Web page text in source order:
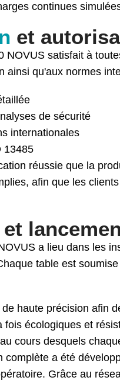
continues
et
NOVUS satisfait à
ainsi qu'aux normes
de sécurité
internationales
13485
réussie que la
afin que les
et
a lieu dans les
table est
haute précision afin
fois écologiques et
cours desquels
complète a été
Grâce au